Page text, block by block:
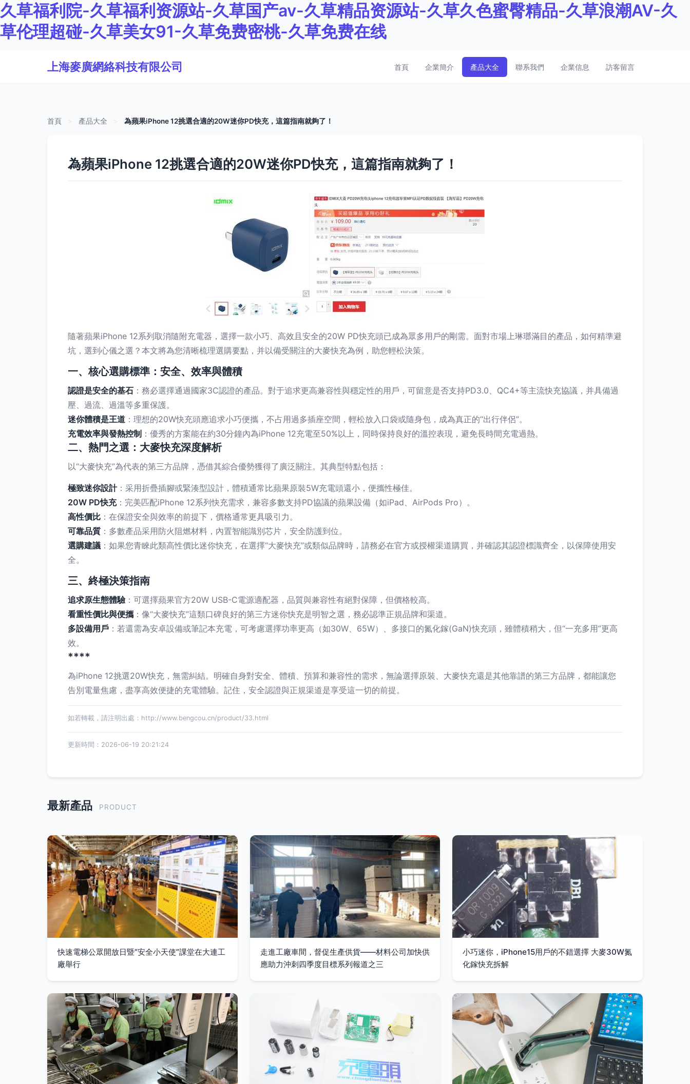
久草福利院-久草福利资源站-久草国产av-久草精品资源站-久草久色蜜臀精品-久草浪潮AV-久
草伦理超碰-久草美女91-久草免费密桃-久草免费在线
上海麥廣網絡科技有限公司 首頁 企業簡介 產品大全 聯系我們 企業信息 訪客留言
首頁 產品大全 為蘋果iPhone 12挑選合適的20W迷你PD快充，這篇指南就夠了！
為蘋果iPhone 12挑選合適的20W迷你PD快充，這篇指南就夠了！
隨著蘋果iPhone 12系列取消隨附充電器，選擇一款小巧、高效且安全的20W PD快充頭已成為眾多用戶的剛需。面對市場上琳瑯滿目的產品，如何精準避
坑，選到心儀之選？本文將為您清晰梳理選購要點，并以備受關注的大麥快充為例，助您輕松決策。
一、核心選購標準：安全、效率與體積
認證是安全的基石 ：務必選擇通過國家3C認證的產品。對于追求更高兼容性與穩定性的用戶，可留意是否支持PD3.0、QC4+等主流快充協議，并具備過
壓、過流、過溫等多重保護。
迷你體積是王道 ：理想的20W快充頭應追求小巧便攜，不占用過多插座空間，輕松放入口袋或隨身包，成為真正的“出行伴侶”。
充電效率與發熱控制 ：優秀的方案能在約30分鐘內為iPhone 12充電至50%以上，同時保持良好的溫控表現，避免長時間充電過熱。
二、熱門之選：大麥快充深度解析
以“大麥快充”為代表的第三方品牌，憑借其綜合優勢獲得了廣泛關注。其典型特點包括：
極致迷你設計：采用折疊插腳或緊湊型設計，體積通常比蘋果原裝5W充電頭還小，便攜性極佳。
20W PD快充：完美匹配iPhone 12系列快充需求，兼容多數支持PD協議的蘋果設備（如iPad、AirPods Pro）。
高性價比 ：在保證安全與效率的前提下，價格通常更具吸引力。
可靠品質 ：多數產品采用防火阻燃材料，內置智能識別芯片，安全防護到位。
選購建議 ：如果您青睞此類高性價比迷你快充，在選擇“大麥快充”或類似品牌時，請務必在官方或授權渠道購買，并確認其認證標識齊全，以保障使用安
全。
三、終極決策指南
追求原生態體驗：可選擇蘋果官方20W USB-C電源適配器，品質與兼容性有絕對保障，但價格較高。
看重性價比與便攜：像“大麥快充”這類口碑良好的第三方迷你快充是明智之選，務必認準正規品牌和渠道。
多設備用戶 ：若還需為安卓設備或筆記本充電，可考慮選擇功率更高（如30W、65W）、多接口的氮化鎵(GaN)快充頭，雖體積稍大，但“一充多用”更高
效。
****
為iPhone 12挑選20W快充，無需糾結。明確自身對安全、體積、預算和兼容性的需求，無論選擇原裝、大麥快充還是其他靠譜的第三方品牌，都能讓您
告別電量焦慮，盡享高效便捷的充電體驗。記住，安全認證與正規渠道是享受這一切的前提。
如若轉載，請注明出處：http://www.bengcou.cn/product/33.html
更新時間：2026-06-19 20:21:24
最新產品 PRODUCT
快速電梯公眾開放日暨“安全小天使”課堂在大連工
廠舉行
走進工廠車間，督促生產供貨——材料公司加快供
應助力沖刺四季度目標系列報道之三
小巧迷你，iPhone15用戶的不錯選擇 大麥30W氮
化鎵快充拆解